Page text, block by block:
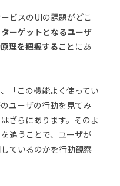
ビスのUIの課題がどこ
ターゲットとなるユーザ
理を把握すること にあ
「この機能よく使ってい
ユーザの行動を見てみ
ざらにあります。そのよ
追うことで、ユーザが
ているのかを行動観察